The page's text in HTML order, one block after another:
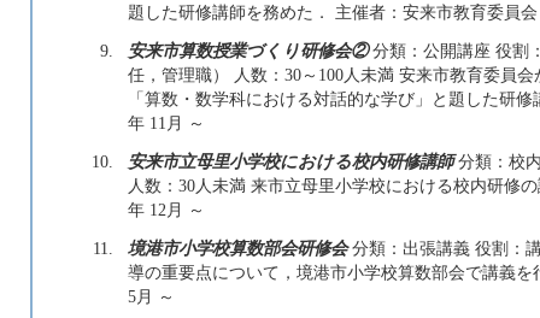
題した研修講師を務めた． 主催者：安来市教育委員会
9.
安来市算数授業づくり研修会②分類：公開講座 役割
任，管理職） 人数：30～100人未満 安来市教育委員
「算数・数学科における対話的な学び」と題した研
年 11月 ～
10.
安来市立母里小学校における校内研修講師分類：校
人数：30人未満 来市立母里小学校における校内研修
年 12月 ～
11.
境港市小学校算数部会研修会分類：出張講義 役割：
導の重要点について，境港市小学校算数部会で講義
5月 ～